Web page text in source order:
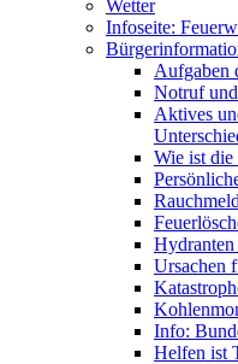
Wetter
Infoseite:
Aufgaben
Notruf
Aktives
Wie ist die
Ursachen
Info:
Helfen ist